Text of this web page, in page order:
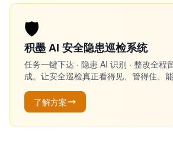
🛡️
积墨 AI 安全隐患巡检系统
任务一键下达 · 隐患 AI 识别 · 整改全程
成。让安全巡检真正看得见、管得住、能
了解方案